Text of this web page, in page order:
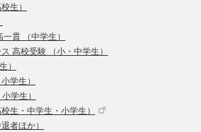
生）
貫 （中学生）
高校受験 （小・中学生）
）
学生）
学生）
生・中学生・小学生）
者ほか）